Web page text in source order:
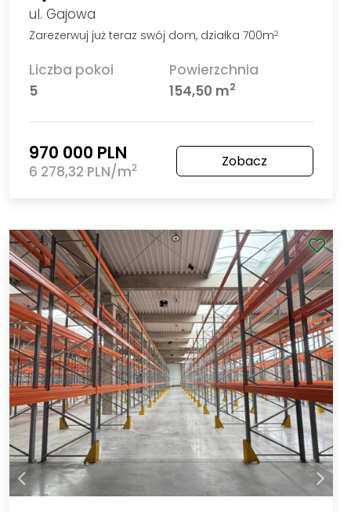
ul. Gajowa
Zarezerwuj już teraz swój dom, działka 700m2
Liczba pokoi
5
Powierzchnia
154,50 m2
970 000 PLN
6 278,32 PLN/m2 Zobacz